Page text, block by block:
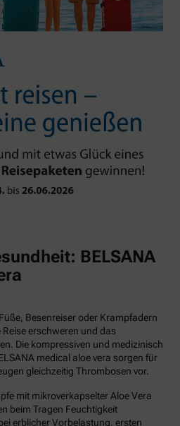
BELSANA
Besenreiser oder Krampfadern
erschweren und das
Die kompressiven und medizinisch
medical aloe vera sorgen für
gleichzeitig Thrombosen vor.
mit mikroverkapselter Aloe Vera
beim Tragen Feuchtigkeit
erblicher Vorbelastung, ersten